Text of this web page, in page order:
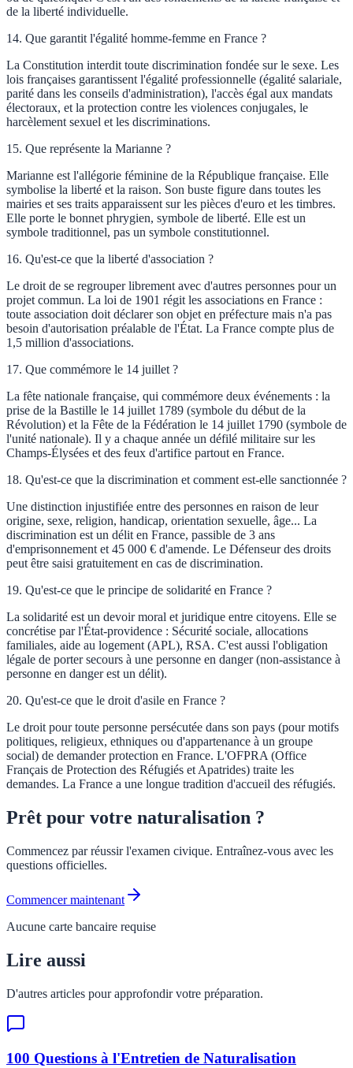
de la liberté individuelle.
14. Que garantit l'égalité homme-femme en France ?
La Constitution interdit toute discrimination fondée sur le sexe. Les
lois françaises garantissent l'égalité professionnelle (égalité salariale,
parité dans les conseils d'administration), l'accès égal aux mandats
électoraux, et la protection contre les violences conjugales, le
harcèlement sexuel et les discriminations.
15. Que représente la Marianne ?
Marianne est l'allégorie féminine de la République française. Elle
symbolise la liberté et la raison. Son buste figure dans toutes les
mairies et ses traits apparaissent sur les pièces d'euro et les timbres.
Elle porte le bonnet phrygien, symbole de liberté. Elle est un
symbole traditionnel, pas un symbole constitutionnel.
16. Qu'est-ce que la liberté d'association ?
Le droit de se regrouper librement avec d'autres personnes pour un
projet commun. La loi de 1901 régit les associations en France :
toute association doit déclarer son objet en préfecture mais n'a pas
besoin d'autorisation préalable de l'État. La France compte plus de
1,5 million d'associations.
17. Que commémore le 14 juillet ?
La fête nationale française, qui commémore deux événements : la
prise de la Bastille le 14 juillet 1789 (symbole du début de la
Révolution) et la Fête de la Fédération le 14 juillet 1790 (symbole de
l'unité nationale). Il y a chaque année un défilé militaire sur les
Champs-Élysées et des feux d'artifice partout en France.
18. Qu'est-ce que la discrimination et comment est-elle sanctionnée ?
Une distinction injustifiée entre des personnes en raison de leur
origine, sexe, religion, handicap, orientation sexuelle, âge... La
discrimination est un délit en France, passible de 3 ans
d'emprisonnement et 45 000 € d'amende. Le Défenseur des droits
peut être saisi gratuitement en cas de discrimination.
19. Qu'est-ce que le principe de solidarité en France ?
La solidarité est un devoir moral et juridique entre citoyens. Elle se
concrétise par l'État-providence : Sécurité sociale, allocations
familiales, aide au logement (APL), RSA. C'est aussi l'obligation
légale de porter secours à une personne en danger (non-assistance à
personne en danger est un délit).
20. Qu'est-ce que le droit d'asile en France ?
Le droit pour toute personne persécutée dans son pays (pour motifs
politiques, religieux, ethniques ou d'appartenance à un groupe
social) de demander protection en France. L'OFPRA (Office
Français de Protection des Réfugiés et Apatrides) traite les
demandes. La France a une longue tradition d'accueil des réfugiés.
Prêt pour votre naturalisation ?
Commencez par réussir l'examen civique. Entraînez-vous avec les
questions officielles.
Commencer maintenant
Aucune carte bancaire requise
Lire aussi
D'autres articles pour approfondir votre préparation.
100 Questions à l'Entretien de Naturalisation